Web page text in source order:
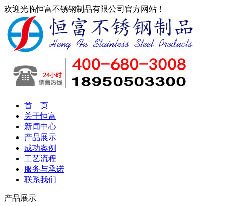
欢迎光临恒富不锈钢制品有限公司官方网站！
首 页
关于恒富
新闻中心
产品展示
成功案例
工艺流程
服务与承诺
联系我们
产品展示